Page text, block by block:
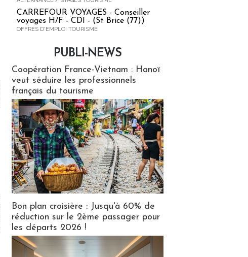
CARREFOUR VOYAGES - Conseiller
voyages H/F - CDI - (St Brice (77))
OFFRES D'EMPLOI TOURISME
PUBLI-NEWS
Coopération France-Vietnam : Hanoï
veut séduire les professionnels
français du tourisme
Bon plan croisière : Jusqu'à 60% de
réduction sur le 2ème passager pour
les départs 2026 !